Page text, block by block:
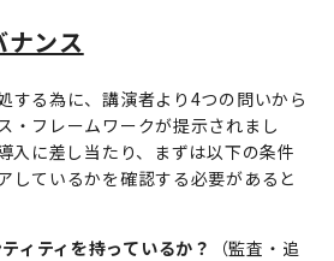
ンス
する為に、講演者より4つの問いから
・フレームワークが提示されまし
入に差し当たり、まずは以下の条件
しているかを確認する必要があると
ィティを持っているか？
（監査・追